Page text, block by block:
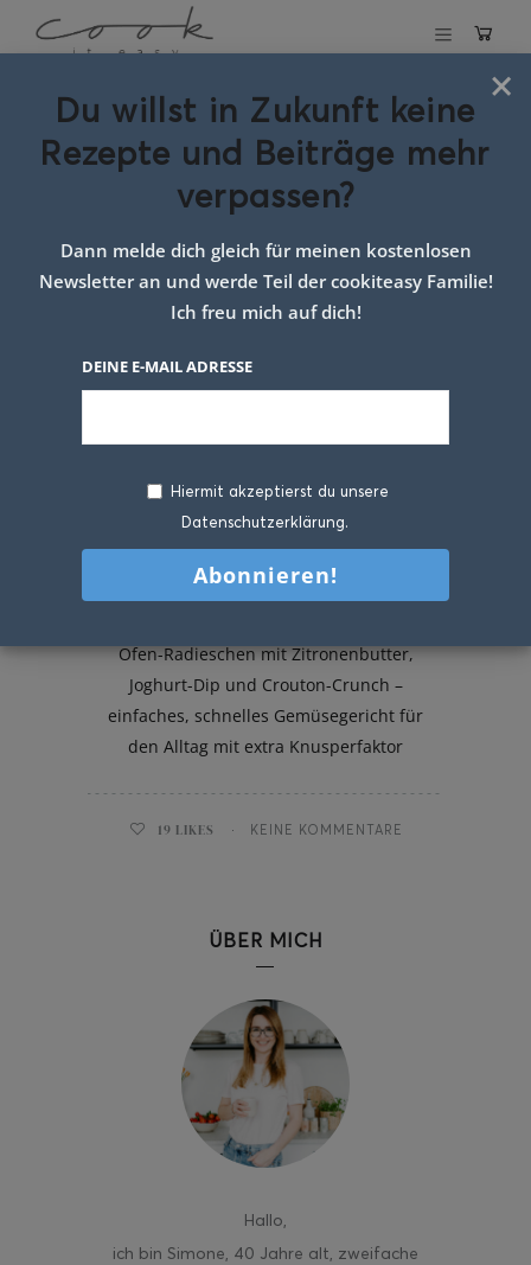
Schlagwort:ofen
radieschen rezept
Ofen-Radieschen mit Crouton-
Crunch
Ofen-Radieschen mit Zitronenbutter,
Joghurt-Dip und Crouton-Crunch –
einfaches, schnelles Gemüsegericht für
den Alltag mit extra Knusperfaktor
19 LIKES KEINE KOMMENTARE
ÜBER MICH
Hallo,
ich bin Simone, 40 Jahre alt, zweifache
×
Du willst in Zukunft keine
Rezepte und Beiträge mehr
verpassen?
Dann melde dich gleich für meinen kostenlosen
Newsletter an und werde Teil der cookiteasy Familie!
Ich freu mich auf dich!
DEINE E-MAIL ADRESSE
Hiermit akzeptierst du unsere
Datenschutzerklärung.